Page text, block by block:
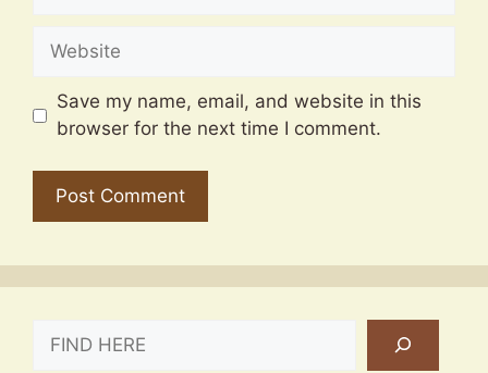
Website
Save my name, email, and website in this
browser for the next time I comment.